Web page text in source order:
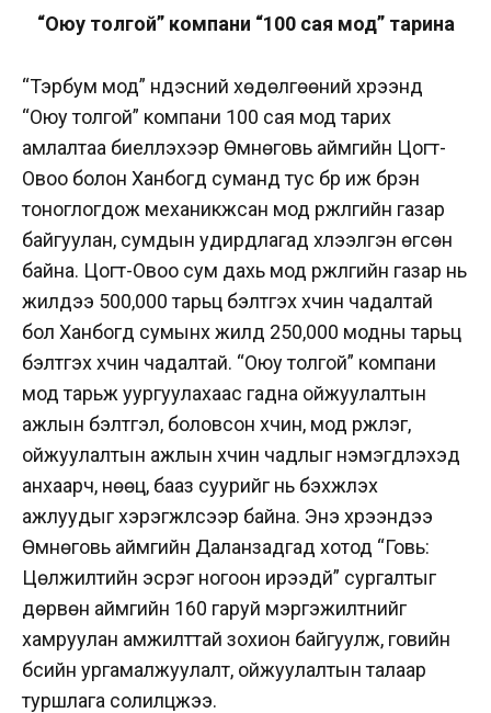
“Оюу толгой” компани “100 сая мод” тарина
“Тэрбум мод” үндэсний хөдөлгөөний хүрээнд
“Оюу толгой” компани 100 сая мод тарих
амлалтаа биелүүлэхээр Өмнөговь аймгийн Цогт-
Овоо болон Ханбогд суманд тус бүр иж бүрэн
тоноглогдож механикжсан мод үржүүлгийн газар
байгуулан, сумдын удирдлагад хүлээлгэн өгсөн
байна. Цогт-Овоо сум дахь мод үржүүлгийн газар нь
жилдээ 500,000 тарьц бэлтгэх хүчин чадалтай
бол Ханбогд сумынх жилд 250,000 модны тарьц
бэлтгэх хүчин чадалтай. “Оюу толгой” компани
мод тарьж уургуулахаас гадна ойжуулалтын
ажлын бэлтгэл, боловсон хүчин, мод үржүүлэг,
ойжуулалтын ажлын хүчин чадлыг нэмэгдүүлэхэд
анхаарч, нөөц, бааз суурийг нь бэхжүүлэх
ажлуудыг хэрэгжүүлсээр байна. Энэ хүрээндээ
Өмнөговь аймгийн Даланзадгад хотод “Говь:
Цөлжилтийн эсрэг ногоон ирээдүй” сургалтыг
дөрвөн аймгийн 160 гаруй мэргэжилтнийг
хамруулан амжилттай зохион байгуулж, говийн
бүсийн ургамалжуулалт, ойжуулалтын талаар
туршлага солилцжээ.